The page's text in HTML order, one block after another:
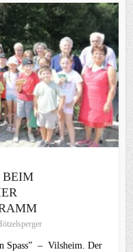
BEIM
Spass” – Vilsheim. Der